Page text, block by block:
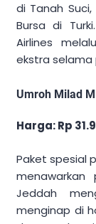
di Tanah
Bursa di
Airlines
ekstra selama
Umroh Milad
Harga: Rp
Paket spesial
menawarkan
Jeddah
menginap di